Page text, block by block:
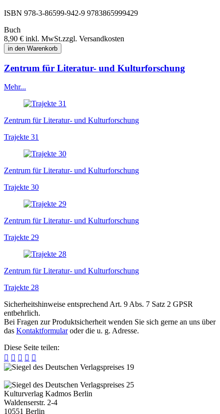
ISBN 978-3-86599-942-9 9783865999429
Buch
8,90 € inkl. MwSt.zzgl. Versandkosten
in den Warenkorb
Zentrum für Literatur- und Kulturforschung
Mehr...
Zentrum für Literatur- und Kulturforschung
Trajekte 31
Zentrum für Literatur- und Kulturforschung
Trajekte 30
Zentrum für Literatur- und Kulturforschung
Trajekte 29
Zentrum für Literatur- und Kulturforschung
Trajekte 28
Sicherheitshinweise entsprechend Art. 9 Abs. 7 Satz 2 GPSR
entbehrlich.
Bei Fragen zur Produktsicherheit wenden Sie sich gerne an uns über
das Kontaktformularoder die u. g. Adresse.
Diese Seite teilen:
    
Kulturverlag Kadmos Berlin
Waldenserstr. 2-4
10551 Berlin